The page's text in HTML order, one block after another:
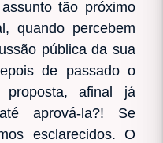
tão próximo
quando percebem
pública da sua
de passado o
afinal já
aprová-la?! Se
esclarecidos. O